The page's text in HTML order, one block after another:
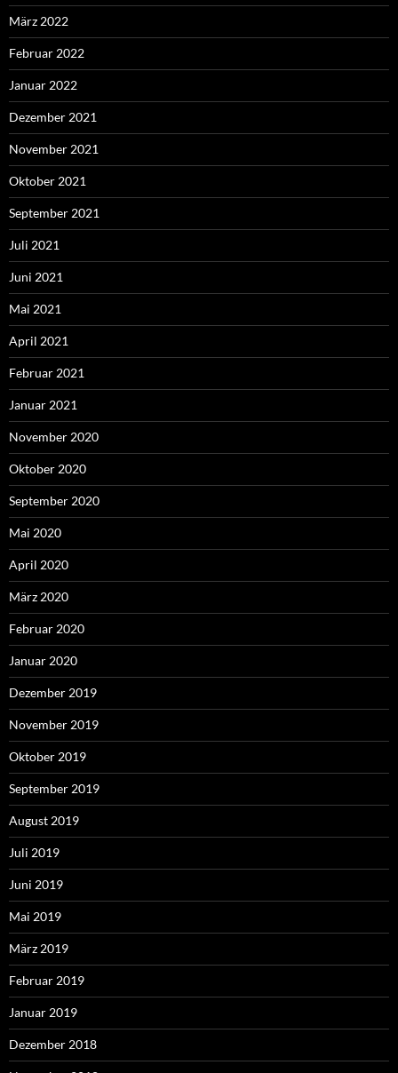
März 2022
Februar 2022
Januar 2022
Dezember 2021
November 2021
Oktober 2021
September 2021
Juli 2021
Juni 2021
Mai 2021
April 2021
Februar 2021
Januar 2021
November 2020
Oktober 2020
September 2020
Mai 2020
April 2020
März 2020
Februar 2020
Januar 2020
Dezember 2019
November 2019
Oktober 2019
September 2019
August 2019
Juli 2019
Juni 2019
Mai 2019
März 2019
Februar 2019
Januar 2019
Dezember 2018